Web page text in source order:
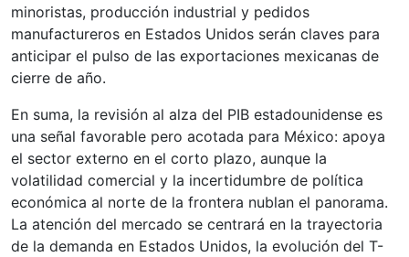
minoristas, producción industrial y pedidos
manufactureros en Estados Unidos serán claves para
anticipar el pulso de las exportaciones mexicanas de
cierre de año.
En suma, la revisión al alza del PIB estadounidense es
una señal favorable pero acotada para México: apoya
el sector externo en el corto plazo, aunque la
volatilidad comercial y la incertidumbre de política
económica al norte de la frontera nublan el panorama.
La atención del mercado se centrará en la trayectoria
de la demanda en Estados Unidos, la evolución del T-